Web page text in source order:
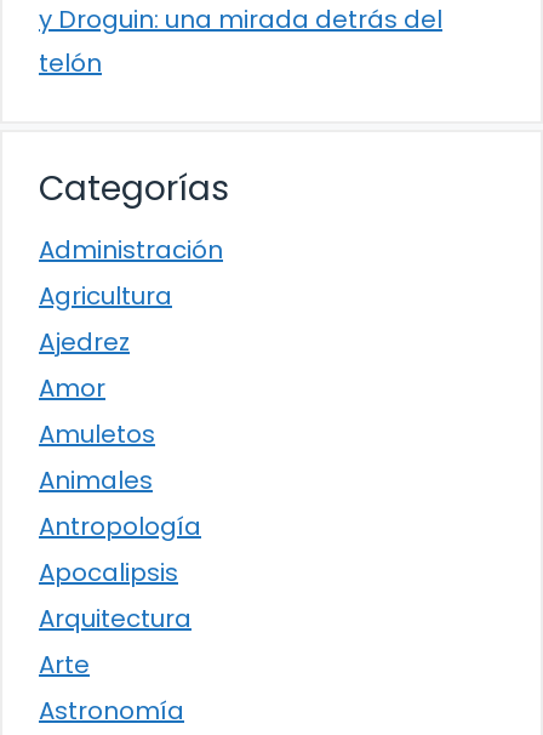
y Droguin: una mirada detrás del
telón
Categorías
Administración
Agricultura
Ajedrez
Amor
Amuletos
Animales
Antropología
Apocalipsis
Arquitectura
Arte
Astronomía